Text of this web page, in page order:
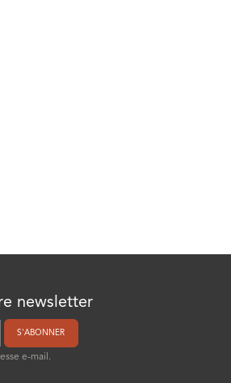
newsletter
S'ABONNER
e-mail.